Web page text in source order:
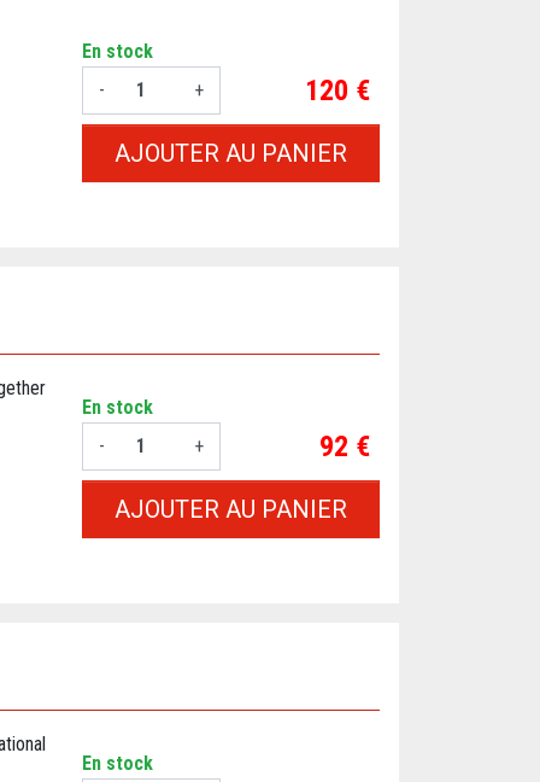
En stock
-
+ Prix
120 €
AJOUTER AU PANIER
En stock
-
+ Prix
92 €
AJOUTER AU PANIER
En stock